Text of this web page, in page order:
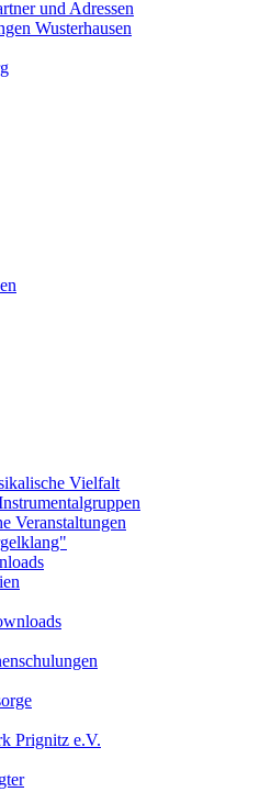
und Adressen
Wusterhausen
Vielfalt
Veranstaltungen
Prignitz e.V.